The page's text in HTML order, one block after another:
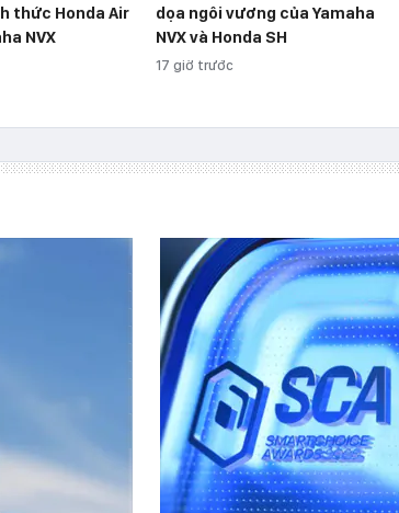
thức Honda Air
NVX
dọa ngôi vương của Yamaha
NVX và Honda SH
17 giờ trước